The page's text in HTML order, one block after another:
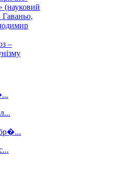
(науковий
Гаваньо,
–